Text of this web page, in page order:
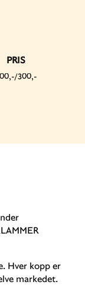
Hver kopp er
markedet.
PRIS
300,-